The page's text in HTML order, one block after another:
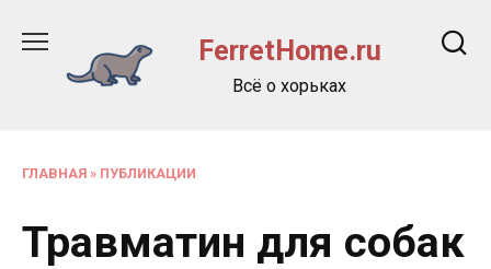
содержанию
FerretHome.ru
Всё о хорьках
ГЛАВНАЯ » ПУБЛИКАЦИИ
Травматин для собак